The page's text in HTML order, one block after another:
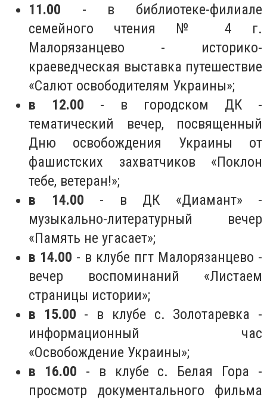
11.00 - в библиотеке-филиале
семейного чтения № 4 г.
Малорязанцево - историко-
краеведческая выставка путешествие
«Салют освободителям Украины»;
в 12.00 - в городском ДК -
тематический вечер, посвященный
Дню освобождения Украины от
фашистских захватчиков «Поклон
тебе, ветеран!»;
в 14.00 - в ДК «Диамант» -
музыкально-литературный вечер
«Память не угасает»;
в 14.00 - в клубе пгт Малорязанцево -
вечер воспоминаний «Листаем
страницы истории»;
в 15.00 - в клубе с. Золотаревка -
информационный час
«Освобождение Украины»;
в 16.00 - в клубе с. Белая Гора -
просмотр документального фильма